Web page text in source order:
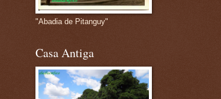
"Abadia de Pitanguy"
Casa Antiga